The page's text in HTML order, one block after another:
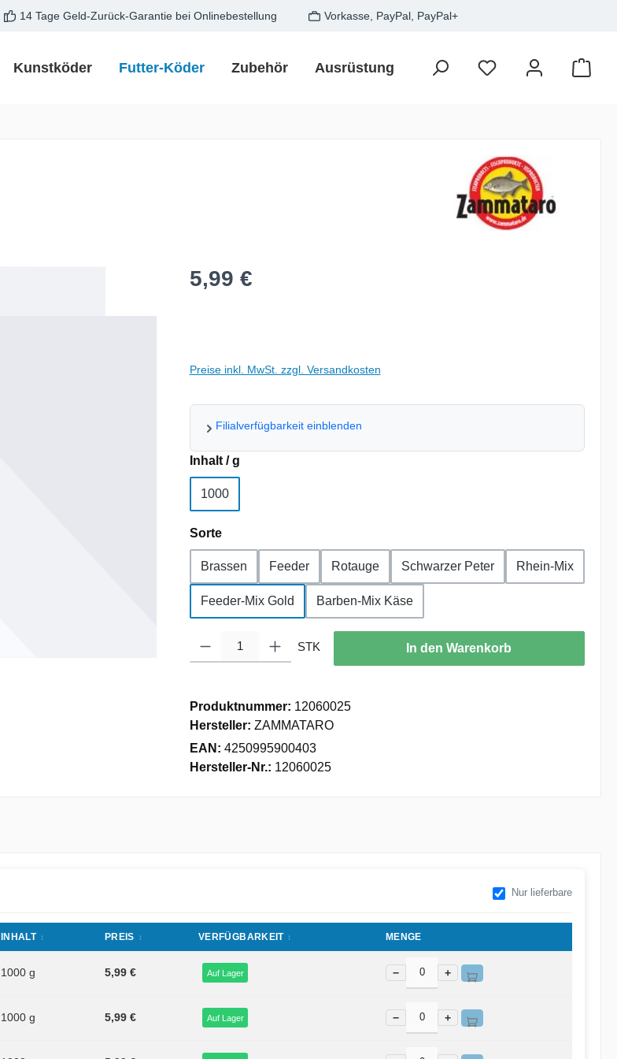
14 Tage Geld-Zurück-Garantie bei Onlinebestellung Vorkasse, PayPal, PayPal+
Kunstköder Futter-Köder Zubehör Ausrüstung Zielfisch SALE
Regulärer Preis:
5,99 €
Preise inkl. MwSt. zzgl. Versandkosten
Filialverfügbarkeit einblenden
Inhalt / gauswählen
1000
Sorteauswählen
Brassen Feeder Rotauge Schwarzer Peter Rhein-Mix
Feeder-Mix Gold Barben-Mix Käse
Produkt Anzahl: Gib den gewünschten Wert ein oder benutze die Schaltflächen um
STK In den Warenkorb
Produktnummer: 12060025
Hersteller: ZAMMATARO
EAN: 4250995900403
Hersteller-Nr.: 12060025
Nur lieferbare
INHALT PREIS VERFÜGBARKEIT MENGE
1000 g 5,99 € Auf Lager − +
1000 g 5,99 € Auf Lager − +